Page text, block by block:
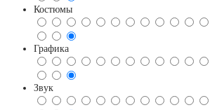
Костюмы
Графика
Звук